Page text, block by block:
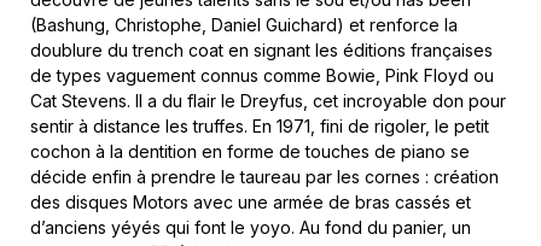
(Bashung, Christophe, Daniel Guichard) et renforce la
doublure du trench coat en signant les éditions françaises
de types vaguement connus comme Bowie, Pink Floyd ou
Cat Stevens. Il a du flair le Dreyfus, cet incroyable don pour
sentir à distance les truffes. En 1971, fini de rigoler, le petit
cochon à la dentition en forme de touches de piano se
décide enfin à prendre le taureau par les cornes : création
des disques Motors avec une armée de bras cassés et
d’anciens yéyés qui font le yoyo. Au fond du panier, un